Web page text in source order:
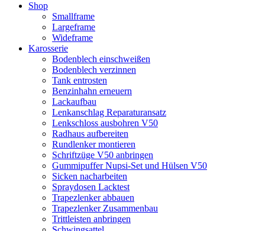
Shop
Smallframe
Largeframe
Wideframe
Karosserie
Bodenblech einschweißen
Bodenblech verzinnen
Tank entrosten
Benzinhahn erneuern
Lackaufbau
Lenkanschlag Reparaturansatz
Lenkschloss ausbohren V50
Radhaus aufbereiten
Rundlenker montieren
Schriftzüge V50 anbringen
Gummipuffer Nupsi-Set und Hülsen V50
Sicken nacharbeiten
Spraydosen Lacktest
Trapezlenker abbauen
Trapezlenker Zusammenbau
Trittleisten anbringen